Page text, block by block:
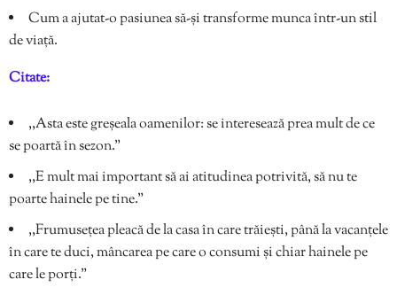
Cum a ajutat-o pasiunea să-și transforme munca într-un stil
de viață.
Citate:
,,Asta este greșeala oamenilor: se interesează prea mult de ce
se poartă în sezon.”
,,E mult mai important să ai atitudinea potrivită, să nu te
poarte hainele pe tine.”
,,Frumusețea pleacă de la casa în care trăiești, până la vacanțele
în care te duci, mâncarea pe care o consumi și chiar hainele pe
care le porți.”